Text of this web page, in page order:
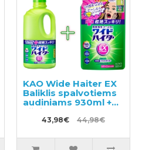
KAO Wide Haiter EX
Baliklis spalvotiems
audiniams 930ml +
užpildas 820ml
43,98€ 44,98€